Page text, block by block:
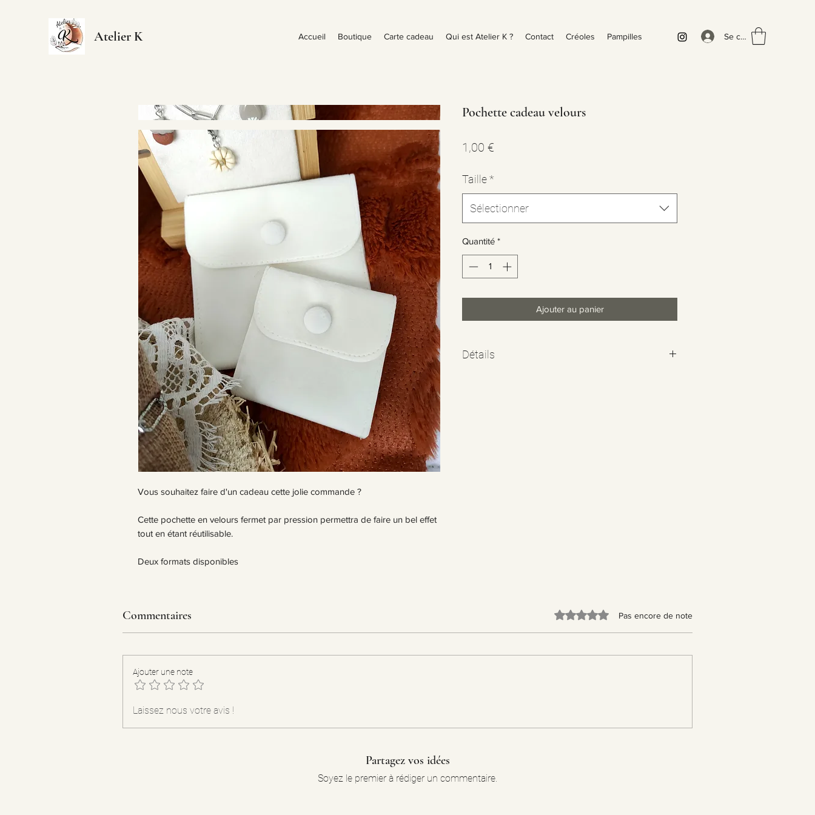
Atelier K Accueil Boutique Carte cadeau Qui est Atelier K ? Contact Créoles Pampilles Se connecter
Vous souhaitez faire d'un cadeau cette jolie commande ?
Cette pochette en velours fermet par pression permettra de faire un bel effet
tout en étant réutilisable.
Deux formats disponibles
Pochette cadeau velours
1,00 €
Taille*
Sélectionner
Quantité *
Ajouter au panier
Détails
Commentaires Noté 0 étoile sur 5. Pas encore de note
Ajouter une note
Laissez nous votre avis !
Partagez vos idées
Soyez le premier à rédiger un commentaire.